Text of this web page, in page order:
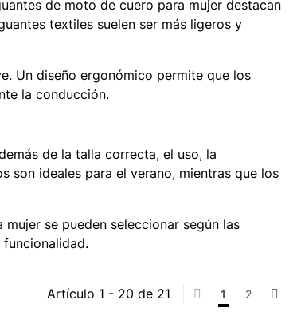
de moto de cuero para mujer destacan
textiles suelen ser más ligeros y
Un diseño ergonómico permite que los
la conducción.
de la talla correcta, el uso, la
son ideales para el verano, mientras que los
se pueden seleccionar según las
Artículo 1 - 20 de 21 1 2